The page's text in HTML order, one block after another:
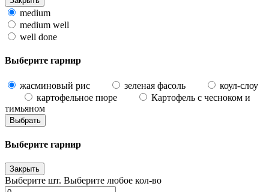
medium
medium well
well done
Выберите гарнир
жасминовый рис зеленая фасоль
коул-слоу
картофельное пюре
Картофель с чесноком и
тимьяном
Выбрать
Выберите гарнир
Закрыть
Выберите шт. Выберите любое кол-во